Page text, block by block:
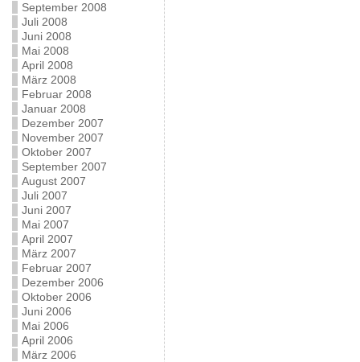
September 2008
Juli 2008
Juni 2008
Mai 2008
April 2008
März 2008
Februar 2008
Januar 2008
Dezember 2007
November 2007
Oktober 2007
September 2007
August 2007
Juli 2007
Juni 2007
Mai 2007
April 2007
März 2007
Februar 2007
Dezember 2006
Oktober 2006
Juni 2006
Mai 2006
April 2006
März 2006